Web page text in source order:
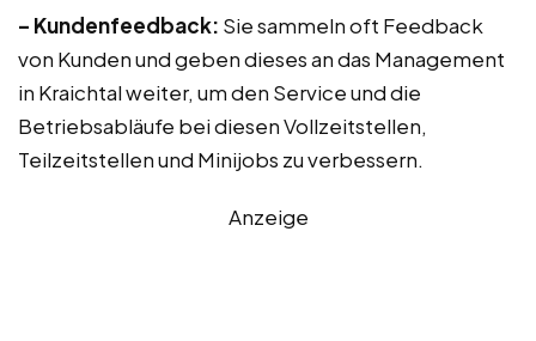
– Kundenfeedback: Sie sammeln oft Feedback
von Kunden und geben dieses an das Management
in Kraichtal weiter, um den Service und die
Betriebsabläufe bei diesen Vollzeitstellen,
Teilzeitstellen und Minijobs zu verbessern.
Anzeige